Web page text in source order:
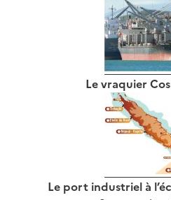
Le vraquier
Le port industriel à